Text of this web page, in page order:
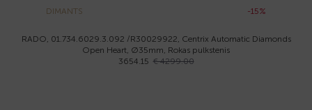
DIMANTS -15%
RADO, 01.734.6029.3.092 /R30029922, Centrix Automatic Diamonds
Open Heart, Ø35mm, Rokas pulkstenis
3654.15 € 4299.00